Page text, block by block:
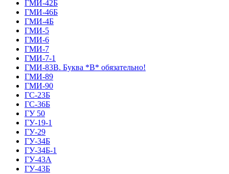
ГМИ-42Б
ГМИ-46Б
ГМИ-4Б
ГМИ-5
ГМИ-6
ГМИ-7
ГМИ-7-1
ГМИ-83В. Буква *В* обязательно!
ГМИ-89
ГМИ-90
ГС-23Б
ГС-36Б
ГУ 50
ГУ-19-1
ГУ-29
ГУ-34Б
ГУ-34Б-1
ГУ-43А
ГУ-43Б